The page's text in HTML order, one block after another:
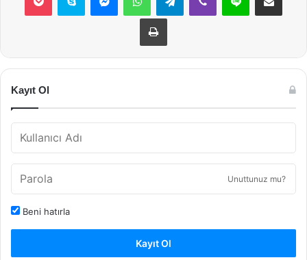
Yazdır
Kayıt Ol
Unuttunuz mu?
Beni hatırla
Kayıt Ol